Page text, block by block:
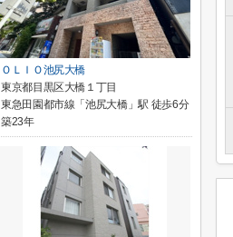
ＯＬＩＯ池尻大橋
東京都目黒区大橋１丁目
東急田園都市線「池尻大橋」駅 徒歩6分
築23年